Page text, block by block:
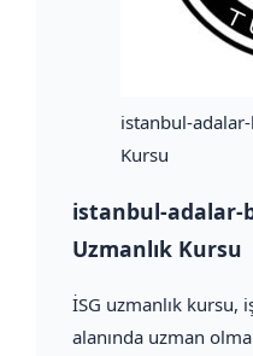
istanbul-
Kursu
istanbul-adalar-
Uzmanlık Kursu
İSG uzmanlık kursu,
alanında uzman